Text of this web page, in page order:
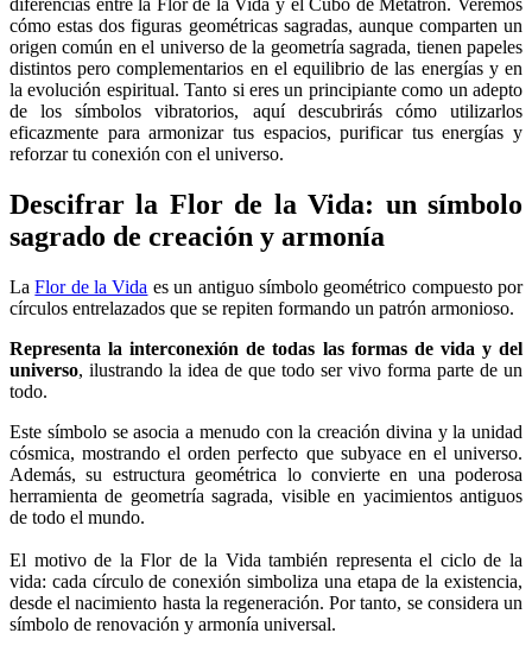
diferencias entre la Flor de la Vida y el Cubo de Metatrón. Veremos
cómo estas dos figuras geométricas sagradas, aunque comparten un
origen común en el universo de la geometría sagrada, tienen papeles
distintos pero complementarios en el equilibrio de las energías y en
la evolución espiritual. Tanto si eres un principiante como un adepto
de los símbolos vibratorios, aquí descubrirás cómo utilizarlos
eficazmente para armonizar tus espacios, purificar tus energías y
reforzar tu conexión con el universo.
Descifrar la Flor de la Vida: un símbolo
sagrado de creación y armonía
LaFlor de la Vida es un antiguo símbolo geométrico compuesto por
círculos entrelazados que se repiten formando un patrón armonioso.
Representa la interconexión de todas las formas de vida y del
universo, ilustrando la idea de que todo ser vivo forma parte de un
todo.
Este símbolo se asocia a menudo con la creación divina y la unidad
cósmica, mostrando el orden perfecto que subyace en el universo.
Además, su estructura geométrica lo convierte en una poderosa
herramienta de geometría sagrada, visible en yacimientos antiguos
de todo el mundo.
El motivo de la Flor de la Vida también representa el ciclo de la
vida: cada círculo de conexión simboliza una etapa de la existencia,
desde el nacimiento hasta la regeneración. Por tanto, se considera un
símbolo de renovación y armonía universal.